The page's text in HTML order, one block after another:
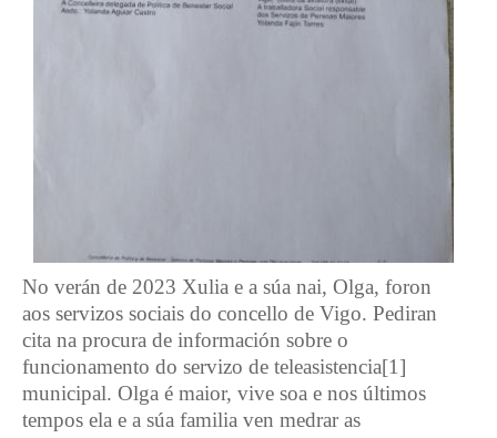
No verán de 2023 Xulia e a súa nai, Olga, foron
aos servizos sociais do concello de Vigo. Pediran
cita na procura de información sobre o
funcionamento do servizo de teleasistencia[1]
municipal. Olga é maior, vive soa e nos últimos
tempos ela e a súa familia ven medrar as